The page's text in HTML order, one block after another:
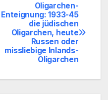
Oligarchen-
Enteignung: 1933-45
die jüdischen
Oligarchen, heute
Russen oder
missliebige Inlands-
Oligarchen